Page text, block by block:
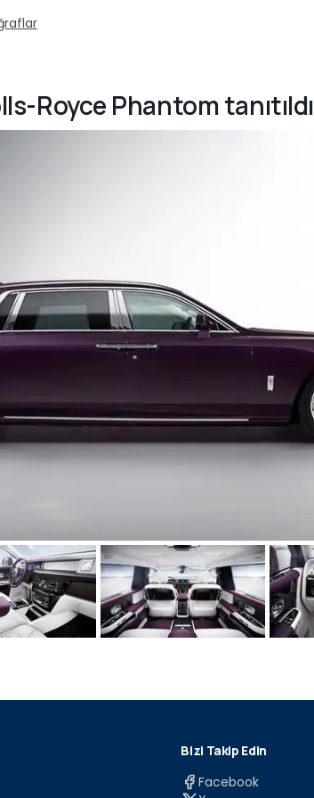
Royce Phantom tanıtıldı
Bizi Takip Edin
Facebook